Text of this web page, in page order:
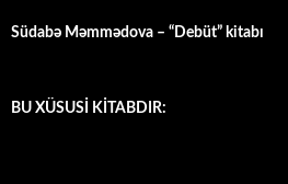
Südabə Məmmədova – “Debüt” kitabı
BU XÜSUSİ KİTABDIR: